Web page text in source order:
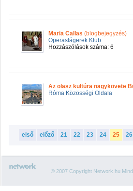
Maria Callas (blogbejegyzés)
Operaslágerek Klub
Hozzászólások száma: 6
Az olasz kultúra nagykövete
Róma Közösségi Oldala
első előző 21 22 23 24 25 26
© 2007 Copyright Network.hu